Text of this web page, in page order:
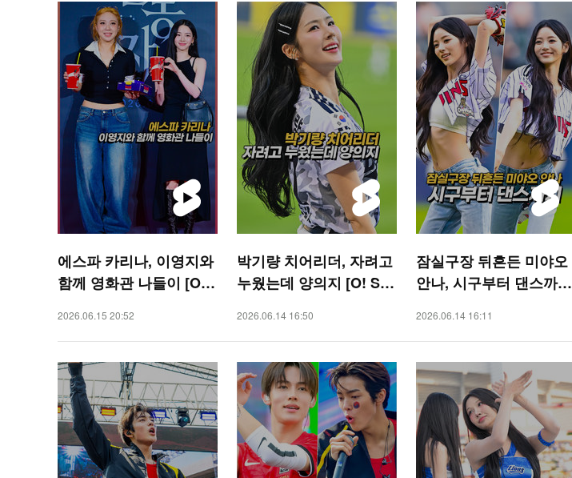
에스파 카리나, 이영지와
함께 영화관 나들이 [O!
2026.06.15 20:52
박기량 치어리더, 자려고
누웠는데 양의지 [O! SP
2026.06.14 16:50
잠실구장 뒤흔든 미야오
안나, 시구부터 댄스까지
2026.06.14 16:11